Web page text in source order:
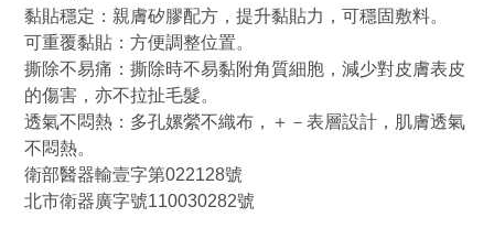
黏貼穩定：親膚矽膠配方，提升黏貼力，可穩固敷料。
可重覆黏貼：方便調整位置。
撕除不易痛：撕除時不易黏附角質細胞，減少對皮膚表皮
的傷害，亦不拉扯毛髮。
透氣不悶熱：多孔嫘縈不織布，＋－表層設計，肌膚透氣
不悶熱。
衛部醫器輸壹字第022128號
北市衛器廣字號110030282號